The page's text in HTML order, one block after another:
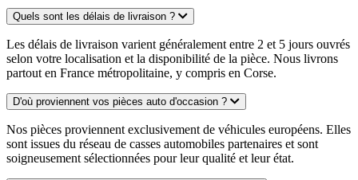
Quels sont les délais de livraison ?
Les délais de livraison varient généralement entre 2 et 5 jours ouvrés
selon votre localisation et la disponibilité de la pièce. Nous livrons
partout en France métropolitaine, y compris en Corse.
D'où proviennent vos pièces auto d'occasion ?
Nos pièces proviennent exclusivement de véhicules européens. Elles
sont issues du réseau de casses automobiles partenaires et sont
soigneusement sélectionnées pour leur qualité et leur état.